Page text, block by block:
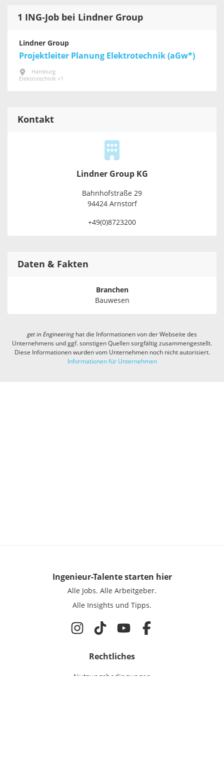
1 ING-Job bei Lindner Group
Lindner Group
Projektleiter Planung Elektrotechnik (aGw*)
Hamburg
Elektrotechnik +1
Kontakt
Lindner Group KG
Bahnhofstraße 29
94424 Arnstorf
+49(0)8723200
Daten & Fakten
Branchen
Bauwesen
get in Engineeringhat die Informationen von der Webseite des
Unternehmens und ggf. sonstigen Quellen sorgfältig zusammengestellt.
Diese Informationen wurden vom Unternehmen noch nicht autorisiert.
Informationen für Unternehmen
Ingenieur-Talentestarten hier
Alle Jobs. Alle Arbeitgeber.
Alle Insights und Tipps.
Rechtliches
Nutzungsbedingungen